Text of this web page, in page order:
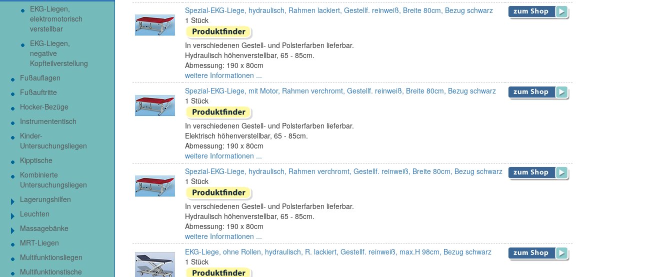
Spezial-EKG-Liege, hydraulisch, Rahmen lackiert, Gestellf. reinweiß, Breite 80cm, Bezug schwarz
1 Stück
In verschiedenen Gestell- und Polsterfarben lieferbar.
Hydraulisch höhenverstellbar, 65 - 85cm.
Abmessung: 190 x 80cm
weitere Informationen ...
Spezial-EKG-Liege, mit Motor, Rahmen verchromt, Gestellf. reinweiß, Breite 80cm, Bezug schwarz
1 Stück
In verschiedenen Gestell- und Polsterfarben lieferbar.
Elektrisch höhenverstellbar, 65 - 85cm.
Abmessung: 190 x 80cm
weitere Informationen ...
Spezial-EKG-Liege, hydraulisch, Rahmen verchromt, Gestellf. reinweiß, Breite 80cm, Bezug schwarz
1 Stück
In verschiedenen Gestell- und Polsterfarben lieferbar.
Hydraulisch höhenverstellbar, 65 - 85cm.
Abmessung: 190 x 80cm
weitere Informationen ...
EKG-Liege, ohne Rollen, hydraulisch, R. lackiert, Gestellf. reinweiß, max.H 98cm, Bezug schwarz
1 Stück
EKG-Liegen,
elektromotorisch
verstellbar
EKG-Liegen,
negative
Kopfteilverstellung
Fußauflagen
Fußauftritte
Hocker-Bezüge
Instrumententisch
Kinder-
Untersuchungsliegen
Kipptische
Kombinierte
Untersuchungsliegen
Lagerungshilfen
Leuchten
Massagebänke
MRT-Liegen
Multifunktionsliegen
Multifunktionstische